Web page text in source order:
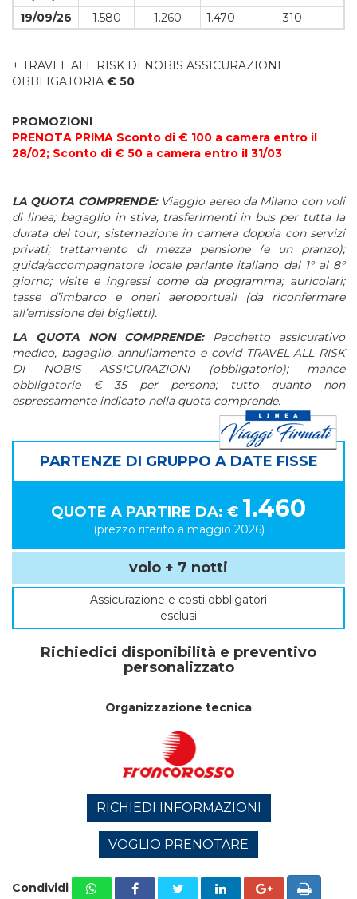
19/09/26
1.580 1.260 1.470 310
+ TRAVEL ALL RISK DI NOBIS ASSICURAZIONI
OBBLIGATORIA € 50
PROMOZIONI
PRENOTA PRIMA Sconto di € 100 a camera entro il
28/02; Sconto di € 50 a camera entro il 31/03
LA QUOTA COMPRENDE: Viaggio aereo da Milano con voli
di linea; bagaglio in stiva; trasferimenti in bus per tutta la
durata del tour; sistemazione in camera doppia con servizi
privati; trattamento di mezza pensione (e un pranzo);
guida/accompagnatore locale parlante italiano dal 1° al 8°
giorno; visite e ingressi come da programma; auricolari;
tasse d’imbarco e oneri aeroportuali (da riconfermare
all’emissione dei biglietti).
LA QUOTA NON COMPRENDE:Pacchetto assicurativo
medico, bagaglio, annullamento e covid TRAVEL ALL RISK
DI NOBIS ASSICURAZIONI (obbligatorio); mance
obbligatorie € 35 per persona; tutto quanto non
espressamente indicato nella quota comprende.
PARTENZE DI GRUPPO A DATE FISSE
QUOTE A PARTIRE DA: € 1.460
(prezzo riferito a maggio 2026)
volo + 7 notti
Assicurazione e costi obbligatori
esclusi
Richiedici disponibilità e preventivo
personalizzato
Organizzazione tecnica
RICHIEDI INFORMAZIONI
VOGLIO PRENOTARE
Condividi